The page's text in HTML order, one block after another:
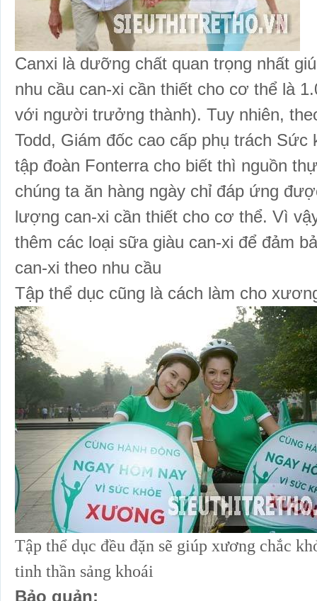
Canxi là dưỡng chất quan trọng nhất
nhu cầu can-xi cần thiết cho cơ thể là
với người trưởng thành). Tuy nhiên,
Todd, Giám đốc cao cấp phụ trách
tập đoàn Fonterra cho biết thì nguồn
chúng ta ăn hàng ngày chỉ đáp ứng
lượng can-xi cần thiết cho cơ thể. Vì
thêm các loại sữa giàu can-xi để đảm
can-xi theo nhu cầu
Tập thể dục cũng là cách làm cho
Tập thể dục đều đặn sẽ giúp xương chắc
tinh thần sảng khoái
Bảo quản: